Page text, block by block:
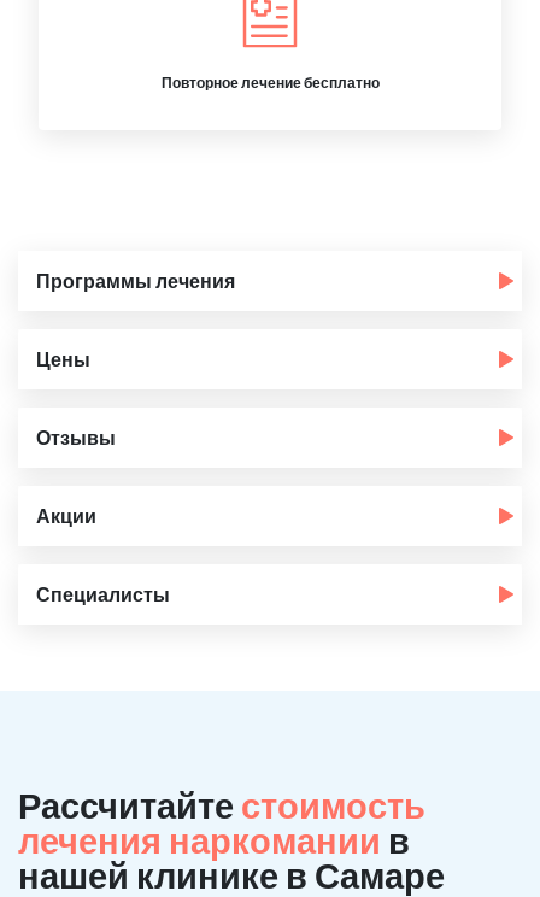
Повторное лечение бесплатно
Программы лечения
Цены
Отзывы
Акции
Специалисты
Рассчитайте стоимость
лечения наркомании в
нашей клинике в Самаре